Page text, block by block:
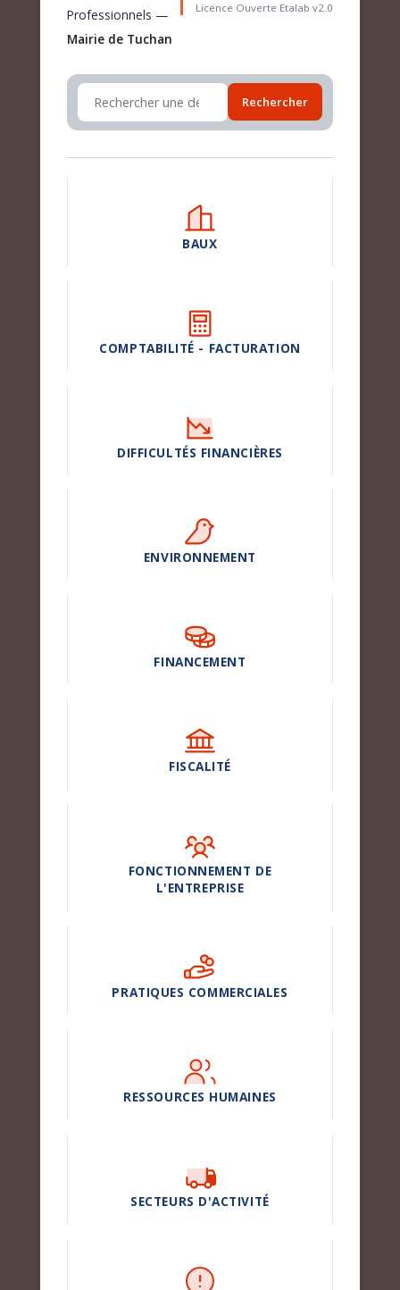
Professionnels —
Mairie de Tuchan
Licence Ouverte Etalab v2.0
Rechercher
BAUX
COMPTABILITÉ - FACTURATION
DIFFICULTÉS FINANCIÈRES
ENVIRONNEMENT
FINANCEMENT
FISCALITÉ
FONCTIONNEMENT DE
L'ENTREPRISE
PRATIQUES COMMERCIALES
RESSOURCES HUMAINES
SECTEURS D'ACTIVITÉ